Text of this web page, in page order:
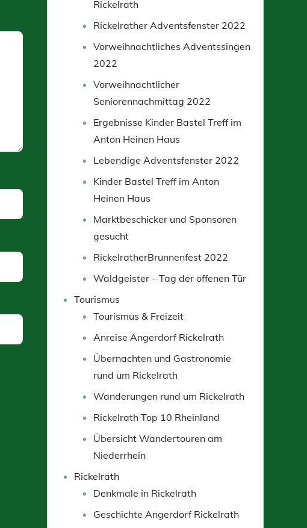
Rickelrath
Rickelrather Adventsfenster 2022
Vorweihnachtliches Adventssingen
2022
Vorweihnachtlicher
Seniorennachmittag 2022
Ergebnisse Kinder Bastel Treff im
Anton Heinen Haus
Lebendige Adventsfenster 2022
Kinder Bastel Treff im Anton
Heinen Haus
Marktbeschicker und Sponsoren
gesucht
RickelratherBrunnenfest 2022
Waldgeister – Tag der offenen Tür
Tourismus
Tourismus & Freizeit
Anreise Angerdorf Rickelrath
Übernachten und Gastronomie
rund um Rickelrath
Wanderungen rund um Rickelrath
Rickelrath Top 10 Rheinland
Übersicht Wandertouren am
Niederrhein
Rickelrath
Denkmale in Rickelrath
Geschichte Angerdorf Rickelrath